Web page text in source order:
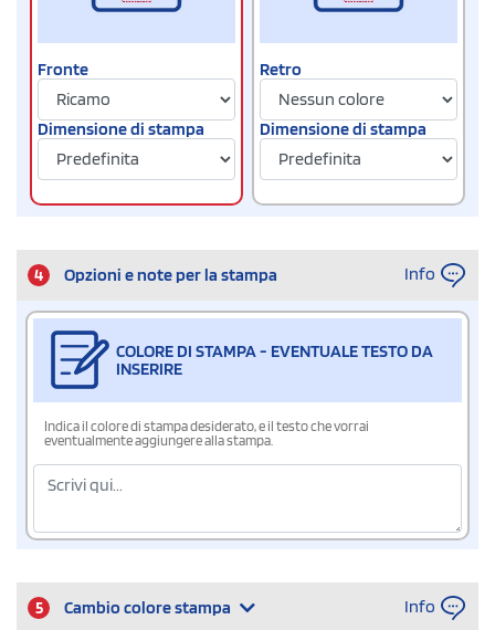
Fronte
Dimensione di stampa
Retro
Dimensione di stampa
4 Opzioni e note per la stampa Info
COLORE DI STAMPA - EVENTUALE TESTO DA
INSERIRE
Indica il colore di stampa desiderato, e il testo che vorrai
eventualmente aggiungere alla stampa.
5 Cambio colore stampa Info